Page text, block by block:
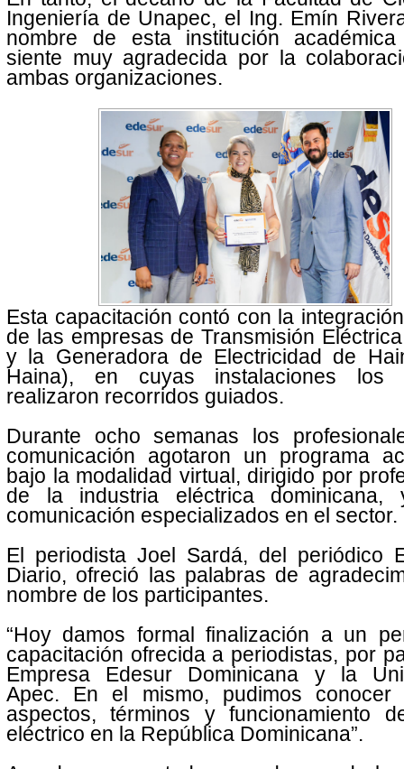
Ingeniería de Unapec, el Ing. Emín
nombre de esta institución
siente muy agradecida por la
ambas organizaciones.
Esta capacitación contó con la
de las empresas de Transmisión
y la Generadora de Electricidad de
Haina), en cuyas instalaciones los
realizaron recorridos guiados.
Durante ocho semanas los
comunicación agotaron un programa
bajo la modalidad virtual, dirigido por
de la industria eléctrica
comunicación especializados en el sector.
El periodista Joel Sardá, del periódico
Diario, ofreció las palabras de
nombre de los participantes.
“Hoy damos formal finalización a un
capacitación ofrecida a periodistas, por
Empresa Edesur Dominicana y la
Apec. En el mismo, pudimos conocer
aspectos, términos y funcionamiento
eléctrico en la República Dominicana”.